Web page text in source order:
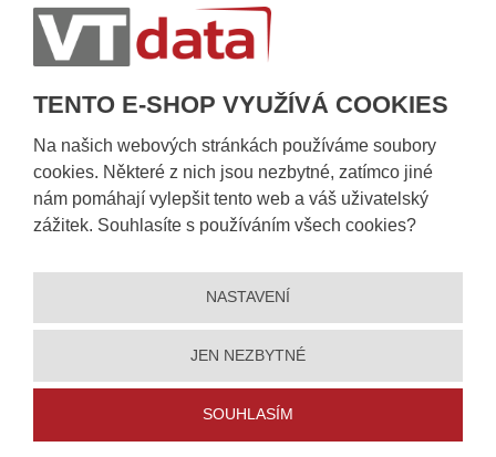
TENTO E-SHOP VYUŽÍVÁ COOKIES
Na našich webových stránkách používáme soubory
cookies. Některé z nich jsou nezbytné, zatímco jiné
nám pomáhají vylepšit tento web a váš uživatelský
zážitek. Souhlasíte s používáním všech cookies?
NASTAVENÍ
JEN NEZBYTNÉ
SOUHLASÍM
Informace k dostupnosti zboží
Obecné informace
Prohlášení o přístupnosti |Ochrana osobních údajů |Mapa stránek ||